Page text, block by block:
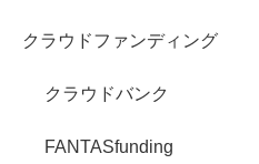
クラウドファンディング
クラウドバンク
FANTASfunding